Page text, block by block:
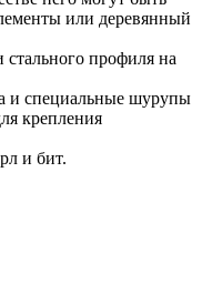
или деревянный
профиля на
и специальные шурупы
крепления
и бит.